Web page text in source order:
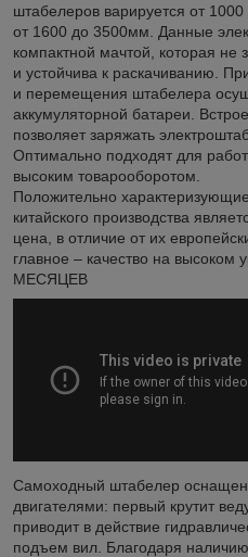
штабелеров варируется от
от 1600 до 3500мм. Данные
компактной мачтой, которая не
и устойчива к раскачиванию.
и перемещения штабелера
аккумуляторной батареи.
позволяет заряжать
Оптимально подходят для
высоким товарооборотом.
Положительно
китайского производства
цена, в отличие от их
главное – качество на
МЕСЯЦЕВ
Самоходный штабелер оснащен
двигателями: первый крутит
приводит в действие
подъем вил. Благодаря